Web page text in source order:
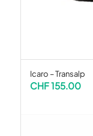
Icaro – Transalp
CHF155.00